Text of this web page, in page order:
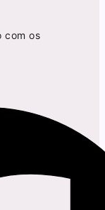
com os